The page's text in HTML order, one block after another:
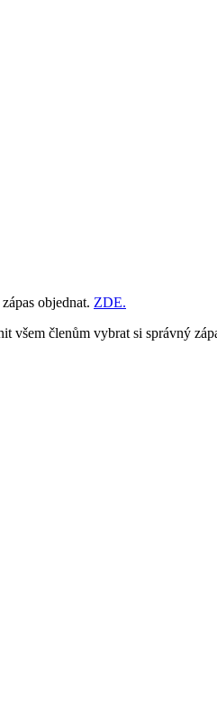
objednat. ZDE.
všem členům vybrat si správný